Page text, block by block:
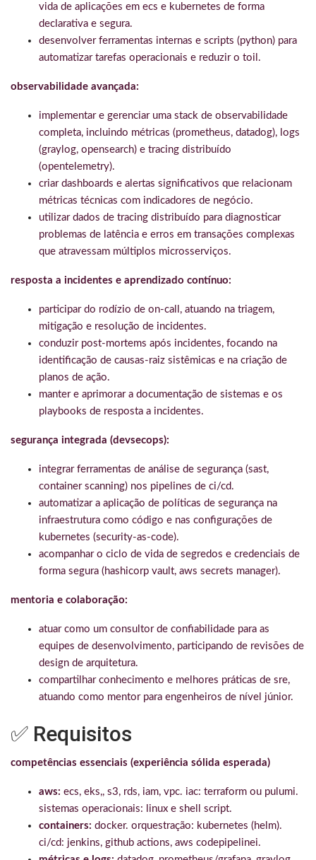
vida de aplicações em ecs e kubernetes de forma
declarativa e segura.
desenvolver ferramentas internas e scripts (python) para
automatizar tarefas operacionais e reduzir o toil.
observabilidade avançada:
implementar e gerenciar uma stack de observabilidade
completa, incluindo métricas (prometheus, datadog), logs
(graylog, opensearch) e tracing distribuído
(opentelemetry).
criar dashboards e alertas significativos que relacionam
métricas técnicas com indicadores de negócio.
utilizar dados de tracing distribuído para diagnosticar
problemas de latência e erros em transações complexas
que atravessam múltiplos microsserviços.
resposta a incidentes e aprendizado contínuo:
participar do rodízio de on-call, atuando na triagem,
mitigação e resolução de incidentes.
conduzir post-mortems após incidentes, focando na
identificação de causas-raiz sistêmicas e na criação de
planos de ação.
manter e aprimorar a documentação de sistemas e os
playbooks de resposta a incidentes.
segurança integrada (devsecops):
integrar ferramentas de análise de segurança (sast,
container scanning) nos pipelines de ci/cd.
automatizar a aplicação de políticas de segurança na
infraestrutura como código e nas configurações de
kubernetes (security-as-code).
acompanhar o ciclo de vida de segredos e credenciais de
forma segura (hashicorp vault, aws secrets manager).
mentoria e colaboração:
atuar como um consultor de confiabilidade para as
equipes de desenvolvimento, participando de revisões de
design de arquitetura.
compartilhar conhecimento e melhores práticas de sre,
atuando como mentor para engenheiros de nível júnior.
✅ Requisitos
competências essenciais (experiência sólida esperada)
aws: ecs, eks,, s3, rds, iam, vpc. iac: terraform ou pulumi.
sistemas operacionais: linux e shell script.
containers: docker. orquestração: kubernetes (helm).
ci/cd: jenkins, github actions, aws codepipelinei.